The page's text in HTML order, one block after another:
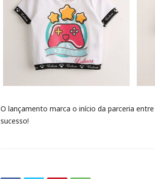
O lançamento marca o início da parceria
sucesso!